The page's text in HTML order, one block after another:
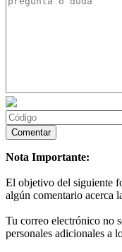
Nota Importante:
El objetivo del siguiente
algún comentario acerca
Tu correo electrónico no
personales adicionales a